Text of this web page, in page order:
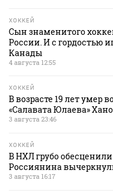
ХОККЕЙ
Сын знаменитого
России. И с гордостью
Канады
4 августа 12:55
ХОККЕЙ
В возрасте 19 лет умер
«Салавата Юлаева»
3 августа 23:46
ХОККЕЙ
В НХЛ грубо
Россиянина
3 августа 16:17